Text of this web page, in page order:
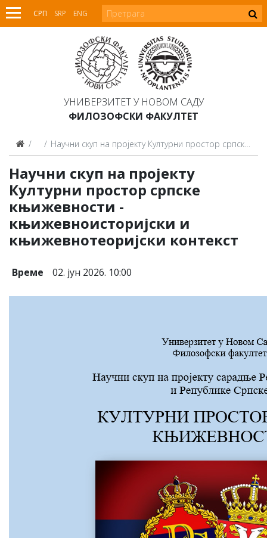
СРП SRP ENG
УНИВЕРЗИТЕТ У НОВОМ САДУ
ФИЛОЗОФСКИ ФАКУЛТЕТ
НајавеНаучни скуп на пројекту Културни простор српске књижевности - књижевноисторијски и књижевнотеоријски контекст
Научни скуп на пројекту
Културни простор српске
књижевности -
књижевноисторијски и
књижевнотеоријски контекст
Време 02. јун 2026. 10:00